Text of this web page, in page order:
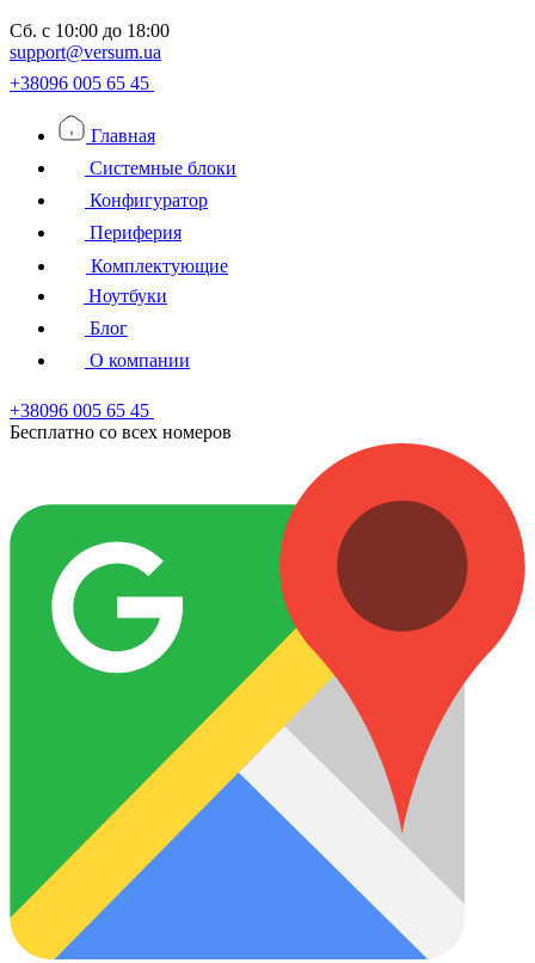
Сб. с 10:00 до 18:00
support@versum.ua
+38096 005 65 45
Главная
Системные блоки
Конфигуратор
Периферия
Комплектующие
Ноутбуки
Блог
О компании
+38096 005 65 45
Бесплатно со всех номеров